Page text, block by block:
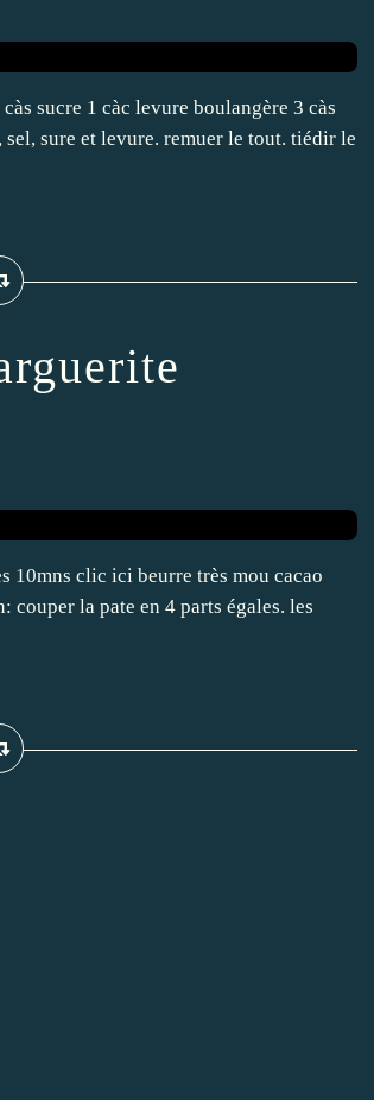
sucre 1 càc levure boulangère 3 càs
sure et levure. remuer le tout. tiédir le
10mns clic ici beurre très mou cacao
la pate en 4 parts égales. les